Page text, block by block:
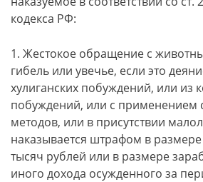
кодекса РФ:
1. Жестокое обращение с
гибель или увечье, если это
хулиганских побуждений, или из
побуждений, или с применением
методов, или в присутствии
наказывается штрафом в
тысяч рублей или в размере
иного дохода осужденного за